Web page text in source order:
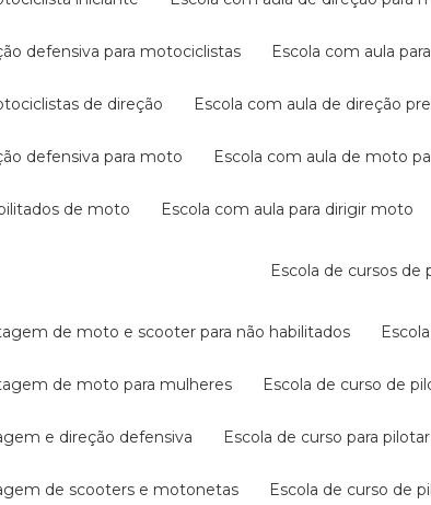
defensiva para motociclistas escola com aula
de direção escola com aula de direção
defensiva para moto escola com aula de moto
de moto escola com aula para dirigir moto
escola de cursos
de moto e scooter para não habilitados
de moto para mulheres escola de curso de
e direção defensiva escola de curso para
de scooters e motonetas escola de curso de